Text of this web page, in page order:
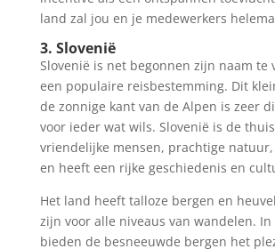
land zal jou en je medewerkers
3. Slovenië
Slovenië is net begonnen zijn naam te
een populaire reisbestemming. Dit
de zonnige kant van de Alpen is zeer
voor ieder wat wils. Slovenië is de
vriendelijke mensen, prachtige
en heeft een rijke geschiedenis en
Het land heeft talloze bergen en
zijn voor alle niveaus van wandelen.
bieden de besneeuwde bergen het